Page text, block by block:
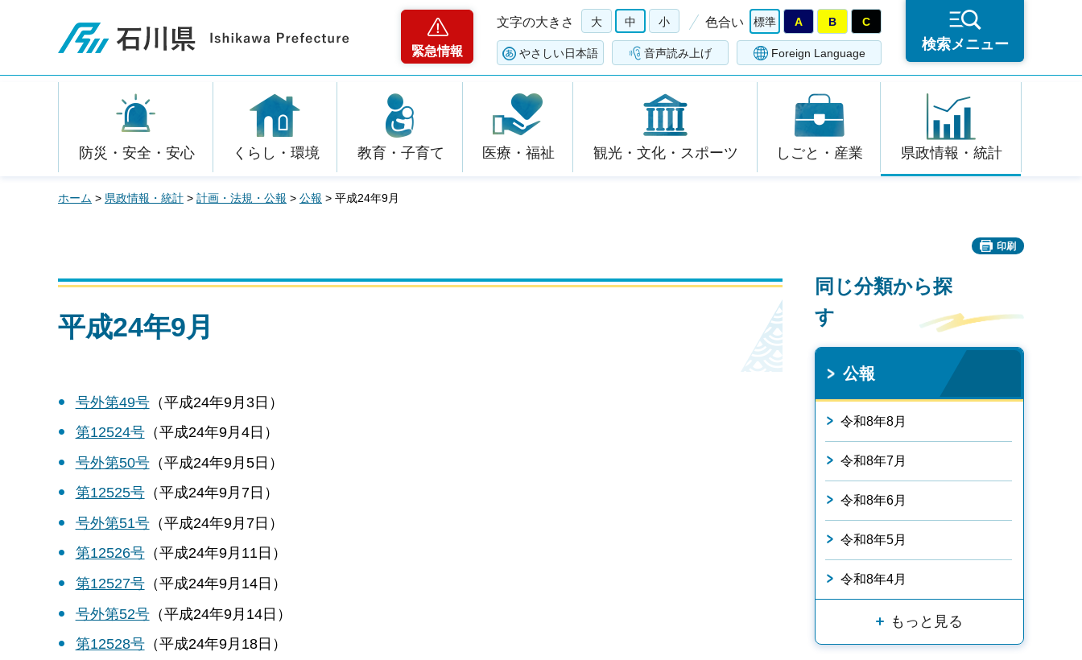
石川県
緊急情報
文字の大きさ 大 中 小 色合い 標準 A B C
やさしい日本語 音声読み上げ Foreign Language
検索メニュー
防災・安全・安心 くらし・環境 教育・子育て 医療・福祉 観光・文化・スポーツ しごと・産業 県政情報・統計
ホーム > 県政情報・統計 > 計画・法規・公報 > 公報 > 平成24年9月
印刷
平成24年9月
号外第49号（平成24年9月3日）
第12524号（平成24年9月4日）
号外第50号（平成24年9月5日）
第12525号（平成24年9月7日）
号外第51号（平成24年9月7日）
第12526号（平成24年9月11日）
第12527号（平成24年9月14日）
号外第52号（平成24年9月14日）
第12528号（平成24年9月18日）
同じ分類から探
す
公報
令和8年8月
令和8年7月
令和8年6月
令和8年5月
令和8年4月
もっと見る